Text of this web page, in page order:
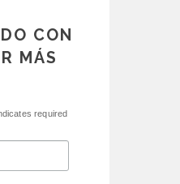
CON
MÁS
required